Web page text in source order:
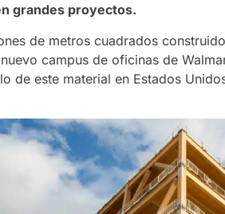
grandes proyectos.
de metros cuadrados
campus de oficinas de
de este material en Estados